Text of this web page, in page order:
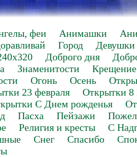
феи Анимашки
Город
Девушки
Доброго дня
Знаменитости
Крещение
Огонь Осень
23 февраля
Открытки 8
С Днем рожденья
Пасха Пейзажи
Религия и кресты
С
Снег Спасибо